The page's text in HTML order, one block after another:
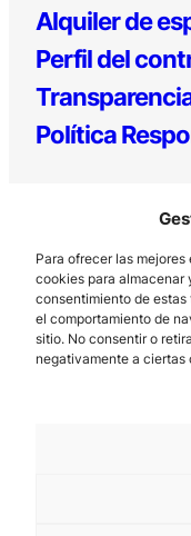
Para ofrecer las
cookies para almacenar
consentimiento de
el comportamiento de
sitio. No consentir o
negativamente a
Alquiler de
Perfil del
Política
Los Prados, 121 –
985 185 577 –